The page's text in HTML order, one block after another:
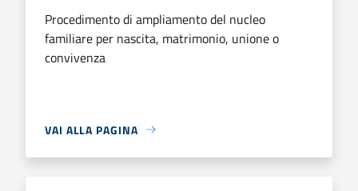
Procedimento di ampliamento del nucleo
familiare per nascita, matrimonio, unione o
convivenza
VAI ALLA PAGINA